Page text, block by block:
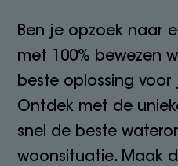
Ben je opzoek naar
met 100% bewezen
beste oplossing
Ontdek met de
snel de beste
woonsituatie. Maak